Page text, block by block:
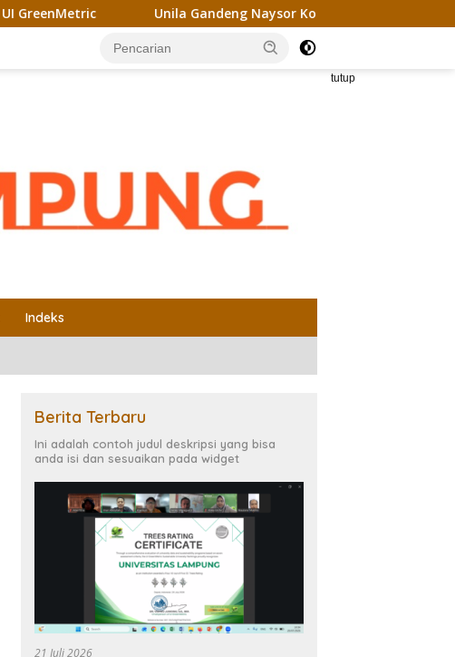
Unila Gandeng Naysor Korea Selatan Gagas Riset Pelet Biomassa
tutup
Indeks
Berita Terbaru
Ini adalah contoh judul deskripsi yang bisa
anda isi dan sesuaikan pada widget
21 Juli 2026